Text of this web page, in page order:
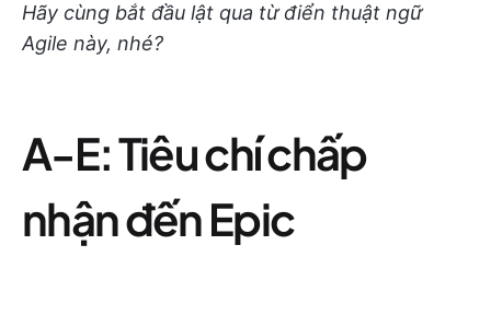
Hãy cùng bắt đầu lật qua từ điển thuật ngữ
Agile này, nhé?
A-E: Tiêu chí chấp
nhận đến Epic